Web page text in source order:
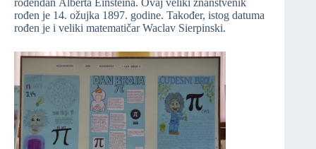
rođen je 14. ožujka 1897. godine. Također, istog datuma
rođen je i veliki matematičar Waclav Sierpinski.